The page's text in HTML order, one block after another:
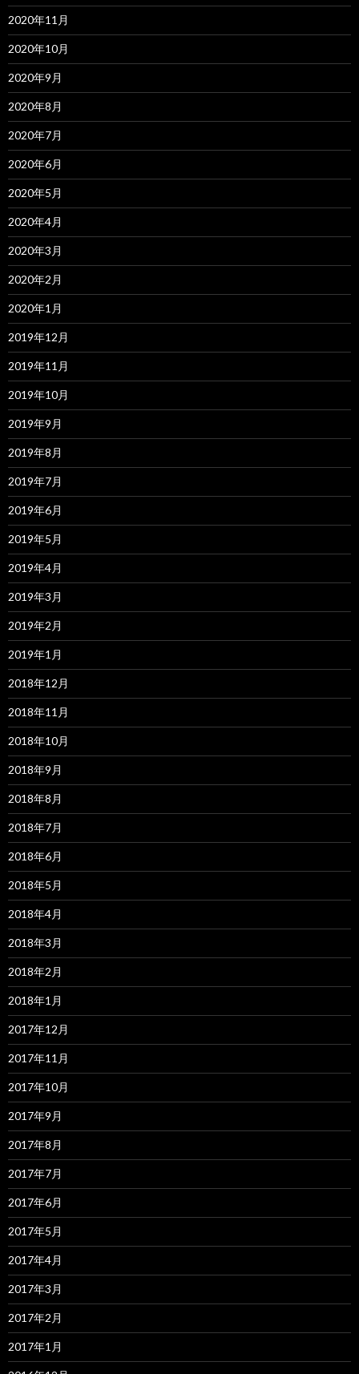
2020年11月
2020年10月
2020年9月
2020年8月
2020年7月
2020年6月
2020年5月
2020年4月
2020年3月
2020年2月
2020年1月
2019年12月
2019年11月
2019年10月
2019年9月
2019年8月
2019年7月
2019年6月
2019年5月
2019年4月
2019年3月
2019年2月
2019年1月
2018年12月
2018年11月
2018年10月
2018年9月
2018年8月
2018年7月
2018年6月
2018年5月
2018年4月
2018年3月
2018年2月
2018年1月
2017年12月
2017年11月
2017年10月
2017年9月
2017年8月
2017年7月
2017年6月
2017年5月
2017年4月
2017年3月
2017年2月
2017年1月